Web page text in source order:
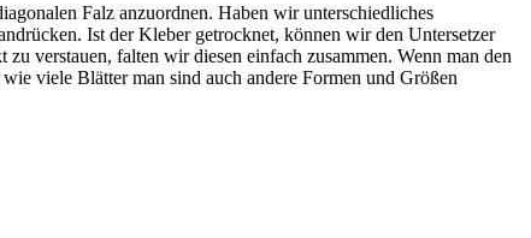
Falz anzuordnen. Haben wir unterschiedliches
Ist der Kleber getrocknet, können wir den Untersetzer
verstauen, falten wir diesen einfach zusammen. Wenn man den
viele Blätter man sind auch andere Formen und Größen